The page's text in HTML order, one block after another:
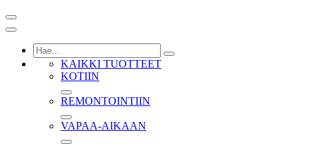
KAIKKI TUOTTEET
KOTIIN
REMONTOINTIIN
VAPAA-AIKAAN